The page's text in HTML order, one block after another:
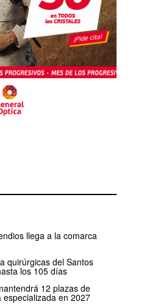
llega a la comarca
quirúrgicas del Santos
los 105 días
12 plazas de
en 2027